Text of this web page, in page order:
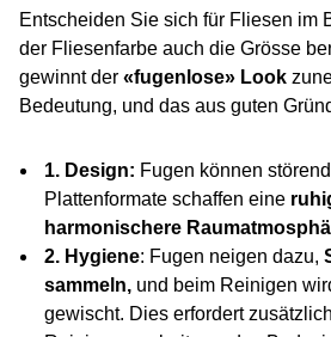
Entscheiden Sie sich für Fliesen im
der Fliesenfarbe auch die Grösse
gewinnt der «fugenlose» Look
Bedeutung, und das aus guten
1. Design: Fugen können
Plattenformate schaffen eine
harmonischere
2. Hygiene: Fugen neigen dazu,
sammeln, und beim Reinigen
gewischt. Dies erfordert